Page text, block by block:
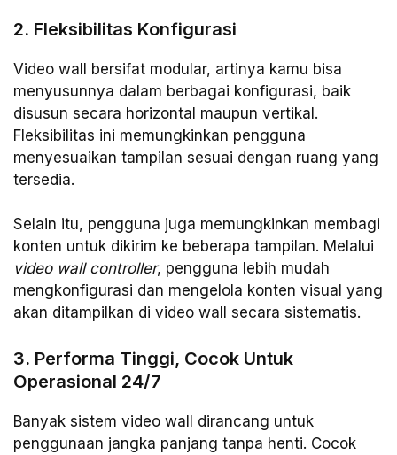
2. Fleksibilitas Konfigurasi
Video wall bersifat modular, artinya kamu bisa
menyusunnya dalam berbagai konfigurasi, baik
disusun secara horizontal maupun vertikal.
Fleksibilitas ini memungkinkan pengguna
menyesuaikan tampilan sesuai dengan ruang yang
tersedia.
Selain itu, pengguna juga memungkinkan membagi
konten untuk dikirim ke beberapa tampilan. Melalui
video wall controller, pengguna lebih mudah
mengkonfigurasi dan mengelola konten visual yang
akan ditampilkan di video wall secara sistematis.
3. Performa Tinggi, Cocok Untuk
Operasional 24/7
Banyak sistem video wall dirancang untuk
penggunaan jangka panjang tanpa henti. Cocok